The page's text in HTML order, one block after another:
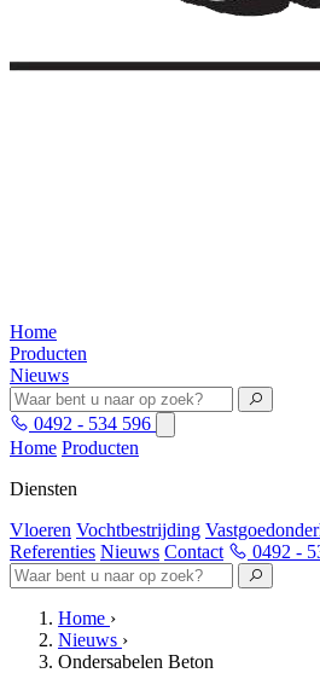
Home
Producten
Nieuws
0492 - 534 596
Home Producten
Diensten
Vloeren Vochtbestrijding
Referenties Nieuws Contact 0492 -
Home ›
Nieuws ›
Ondersabelen Beton